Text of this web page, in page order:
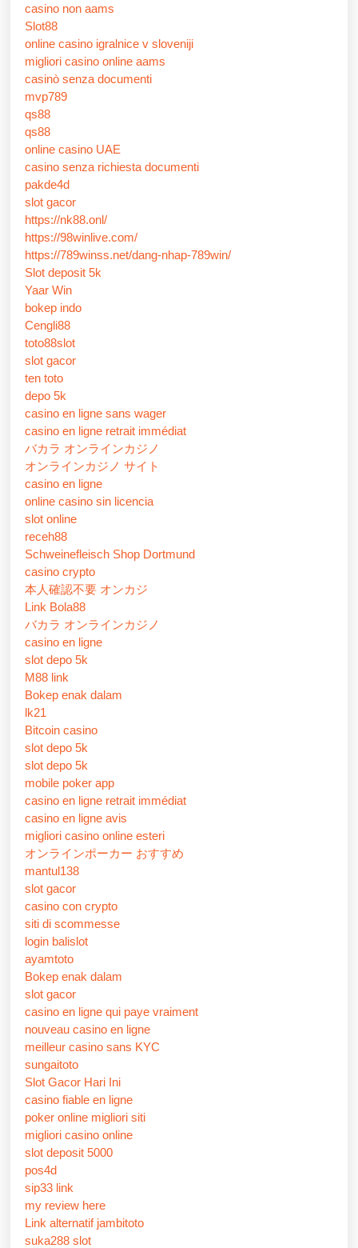
casino non aams
Slot88
online casino igralnice v sloveniji
migliori casino online aams
casinò senza documenti
mvp789
qs88
qs88
online casino UAE
casino senza richiesta documenti
pakde4d
slot gacor
https://nk88.onl/
https://98winlive.com/
https://789winss.net/dang-nhap-789win/
Slot deposit 5k
Yaar Win
bokep indo
Cengli88
toto88slot
slot gacor
ten toto
depo 5k
casino en ligne sans wager
casino en ligne retrait immédiat
バカラ オンラインカジノ
オンラインカジノ サイト
casino en ligne
online casino sin licencia
slot online
receh88
Schweinefleisch Shop Dortmund
casino crypto
本人確認不要 オンカジ
Link Bola88
バカラ オンラインカジノ
casino en ligne
slot depo 5k
M88 link
Bokep enak dalam
lk21
Bitcoin casino
slot depo 5k
slot depo 5k
mobile poker app
casino en ligne retrait immédiat
casino en ligne avis
migliori casino online esteri
オンラインポーカー おすすめ
mantul138
slot gacor
casino con crypto
siti di scommesse
login balislot
ayamtoto
Bokep enak dalam
slot gacor
casino en ligne qui paye vraiment
nouveau casino en ligne
meilleur casino sans KYC
sungaitoto
Slot Gacor Hari Ini
casino fiable en ligne
poker online migliori siti
migliori casino online
slot deposit 5000
pos4d
sip33 link
my review here
Link alternatif jambitoto
suka288 slot